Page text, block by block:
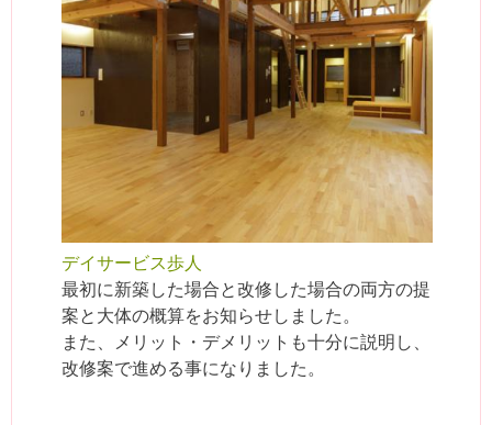
デイサービス歩人
最初に新築した場合と改修した場合の両方の提
案と大体の概算をお知らせしました。
また、メリット・デメリットも十分に説明し、
改修案で進める事になりました。